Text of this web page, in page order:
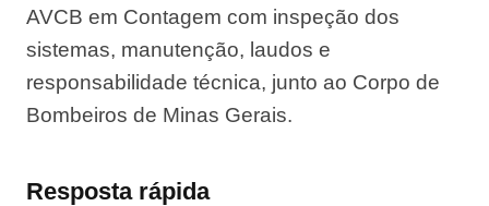
AVCB em Contagem com inspeção dos
sistemas, manutenção, laudos e
responsabilidade técnica, junto ao Corpo de
Bombeiros de Minas Gerais.
Resposta rápida